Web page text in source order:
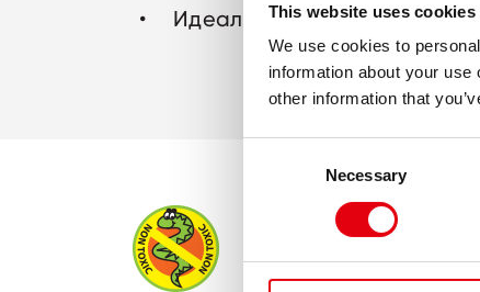
This website uses cookies
We use cookies to
information about your
other information that
Necessary
Идеальны для хобби и